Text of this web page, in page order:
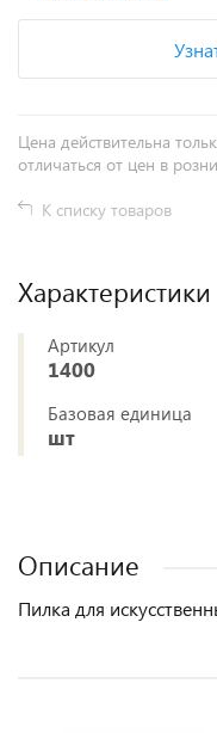
Цена действительна
отличаться от цен в
К списку товаров
Характеристики
Артикул
1400
Базовая единица
шт
Описание
Пилка для